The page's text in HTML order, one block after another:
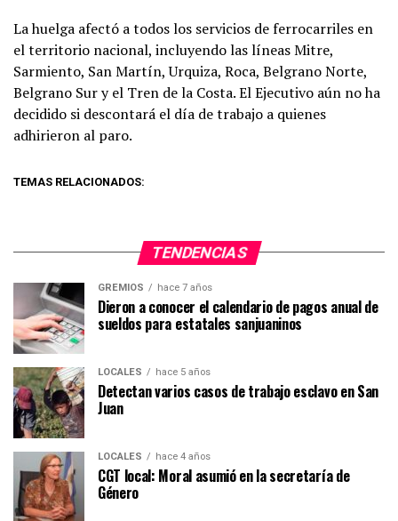
La huelga afectó a todos los servicios de ferrocarriles en
el territorio nacional, incluyendo las líneas Mitre,
Sarmiento, San Martín, Urquiza, Roca, Belgrano Norte,
Belgrano Sur y el Tren de la Costa. El Ejecutivo aún no ha
decidido si descontará el día de trabajo a quienes
adhirieron al paro.
TEMAS RELACIONADOS:
TENDENCIAS
GREMIOS hace 7 años
Dieron a conocer el calendario de pagos anual de
sueldos para estatales sanjuaninos
LOCALES hace 5 años
Detectan varios casos de trabajo esclavo en San
Juan
LOCALES hace 4 años
CGT local: Moral asumió en la secretaría de
Género